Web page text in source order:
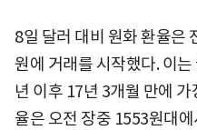
8일 달러 대비 원화 환율은
원에 거래를 시작했다. 이
년 이후 17년 3개월 만에
율은 오전 장중 1553원대